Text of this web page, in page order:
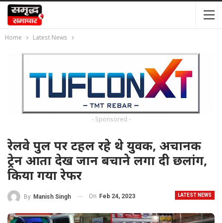
Home Latest News
- Sponsored -
रेलवे पुल पर टहल रहे थे युवक, अचानक
ट्रेन आता देख जान बचाने लगा दी छलांग,
किया गया रेफर
LATEST NEWS
By Manish Singh On Feb 24, 2023